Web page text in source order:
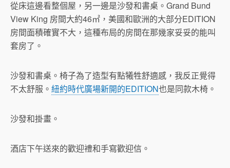
從床這邊看整個屋，另一邊是沙發和書桌。Grand Bund
View King 房間大約46㎡，美國和歐洲的大部分EDITION
房間面積確實不大，這種布局的房間在那幾家妥妥的能叫
套房了。
沙發和書桌。椅子為了造型有點犧牲舒適感，我反正覺得
不太舒服。 紐約時代廣場新開的EDITION也是同款木椅。
沙發和掛畫。
酒店下午送來的歡迎禮和手寫歡迎信。